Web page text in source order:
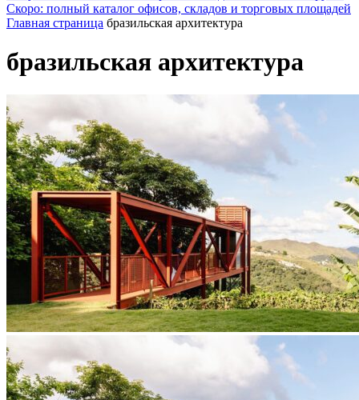
Скоро: полный каталог офисов, складов и торговых площадей
Главная страница бразильская архитектура
бразильская архитектура